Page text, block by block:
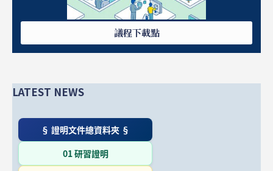
議程下載點
LATEST NEWS
§ 證明文件總資料夾 §
01 研習證明